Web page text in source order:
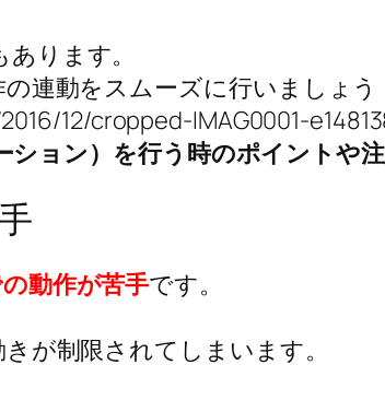
ります。
連動をスムーズに行いましょ
12/cropped-IMAG0001-
ション）を行う時のポイントや
動作が苦手です。
が制限されてしまいます。